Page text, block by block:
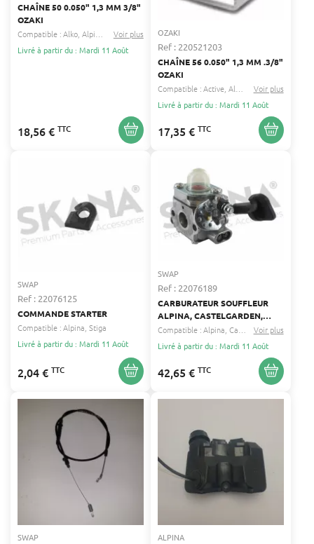
CHAÎNE 50 0.050" 1,3 MM 3/8"
OZAKI
Compatible :Alko Alpina
Voir plus
Livré à partir du : Mardi 11 Août
18,56 € TTC
OZAKI
Ref : 220521203
CHAÎNE 56 0.050" 1,3 MM .3/8"
OZAKI
Compatible :Active Alko
Voir plus
Livré à partir du : Mardi 11 Août
17,35 € TTC
SWAP
Ref : 22076125
COMMANDE STARTER
Compatible :Alpina Stiga
Livré à partir du : Mardi 11 Août
2,04 € TTC
SWAP
Ref : 22076189
CARBURATEUR SOUFFLEUR
ALPINA, CASTELGARDEN,
CASTOR, MOUNTFIELD
Compatible :Alpina Castor ...
Voir plus
Livré à partir du : Mardi 11 Août
42,65 € TTC
SWAP ALPINA